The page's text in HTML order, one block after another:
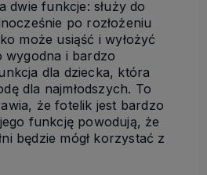
dwie funkcje: służy do
po rozłożeniu
może usiąść i wyłożyć
wygodna i bardzo
dla dziecka, która
dla najmłodszych. To
że fotelik jest bardzo
funkcję powodują, że
będzie mógł korzystać z